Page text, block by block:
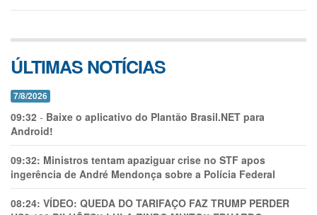
ÚLTIMAS NOTÍCIAS
7/8/2026
09:32 - Baixe o aplicativo do Plantão Brasil.NET para
Android!
09:32: Ministros tentam apaziguar crise no STF apos
ingerência de André Mendonça sobre a Polícia Federal
08:24: VÍDEO: QUEDA DO TARIFAÇO FAZ TRUMP PERDER